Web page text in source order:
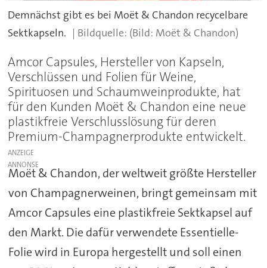
Demnächst gibt es bei Moët & Chandon recycelbare
Sektkapseln.
(Bild: Moët & Chandon)
Amcor Capsules, Hersteller von Kapseln,
Verschlüssen und Folien für Weine,
Spirituosen und Schaumweinprodukte, hat
für den Kunden Moët & Chandon eine neue
plastikfreie Verschlusslösung für deren
Premium-Champagnerprodukte entwickelt.
ANZEIGE
Moët & Chandon, der weltweit größte Hersteller
von Champagnerweinen, bringt gemeinsam mit
Amcor Capsules eine plastikfreie Sektkapsel auf
den Markt. Die dafür verwendete Essentielle-
Folie wird in Europa hergestellt und soll einen